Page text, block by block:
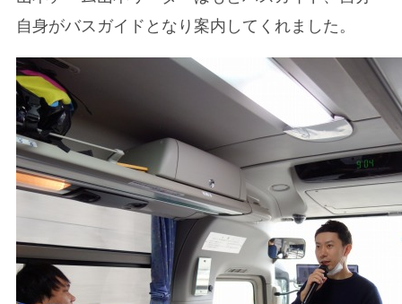
自身がバスガイドとなり案内してくれました。